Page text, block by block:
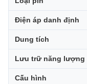
Điện áp danh định
Dung tích
Lưu trữ năng lượng
Cấu hình